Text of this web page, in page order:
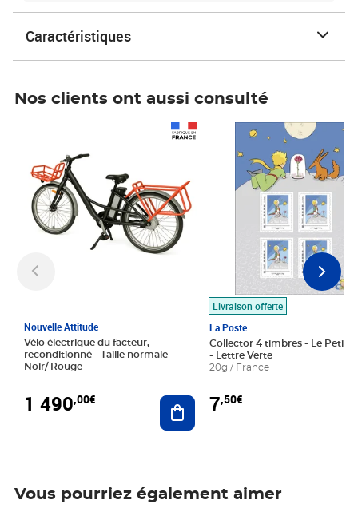
Caractéristiques
Nos clients ont aussi consulté
Nouvelle Attitude
Vélo électrique du facteur,
reconditionné - Taille normale -
Noir/ Rouge
1 490,00€ Ajouter au panier
Livraison offerte
La Poste
Collector 4 timbres - Le Petit
- Lettre Verte
20g / France
7,50€
Prix 7,50€
Vous pourriez également aimer